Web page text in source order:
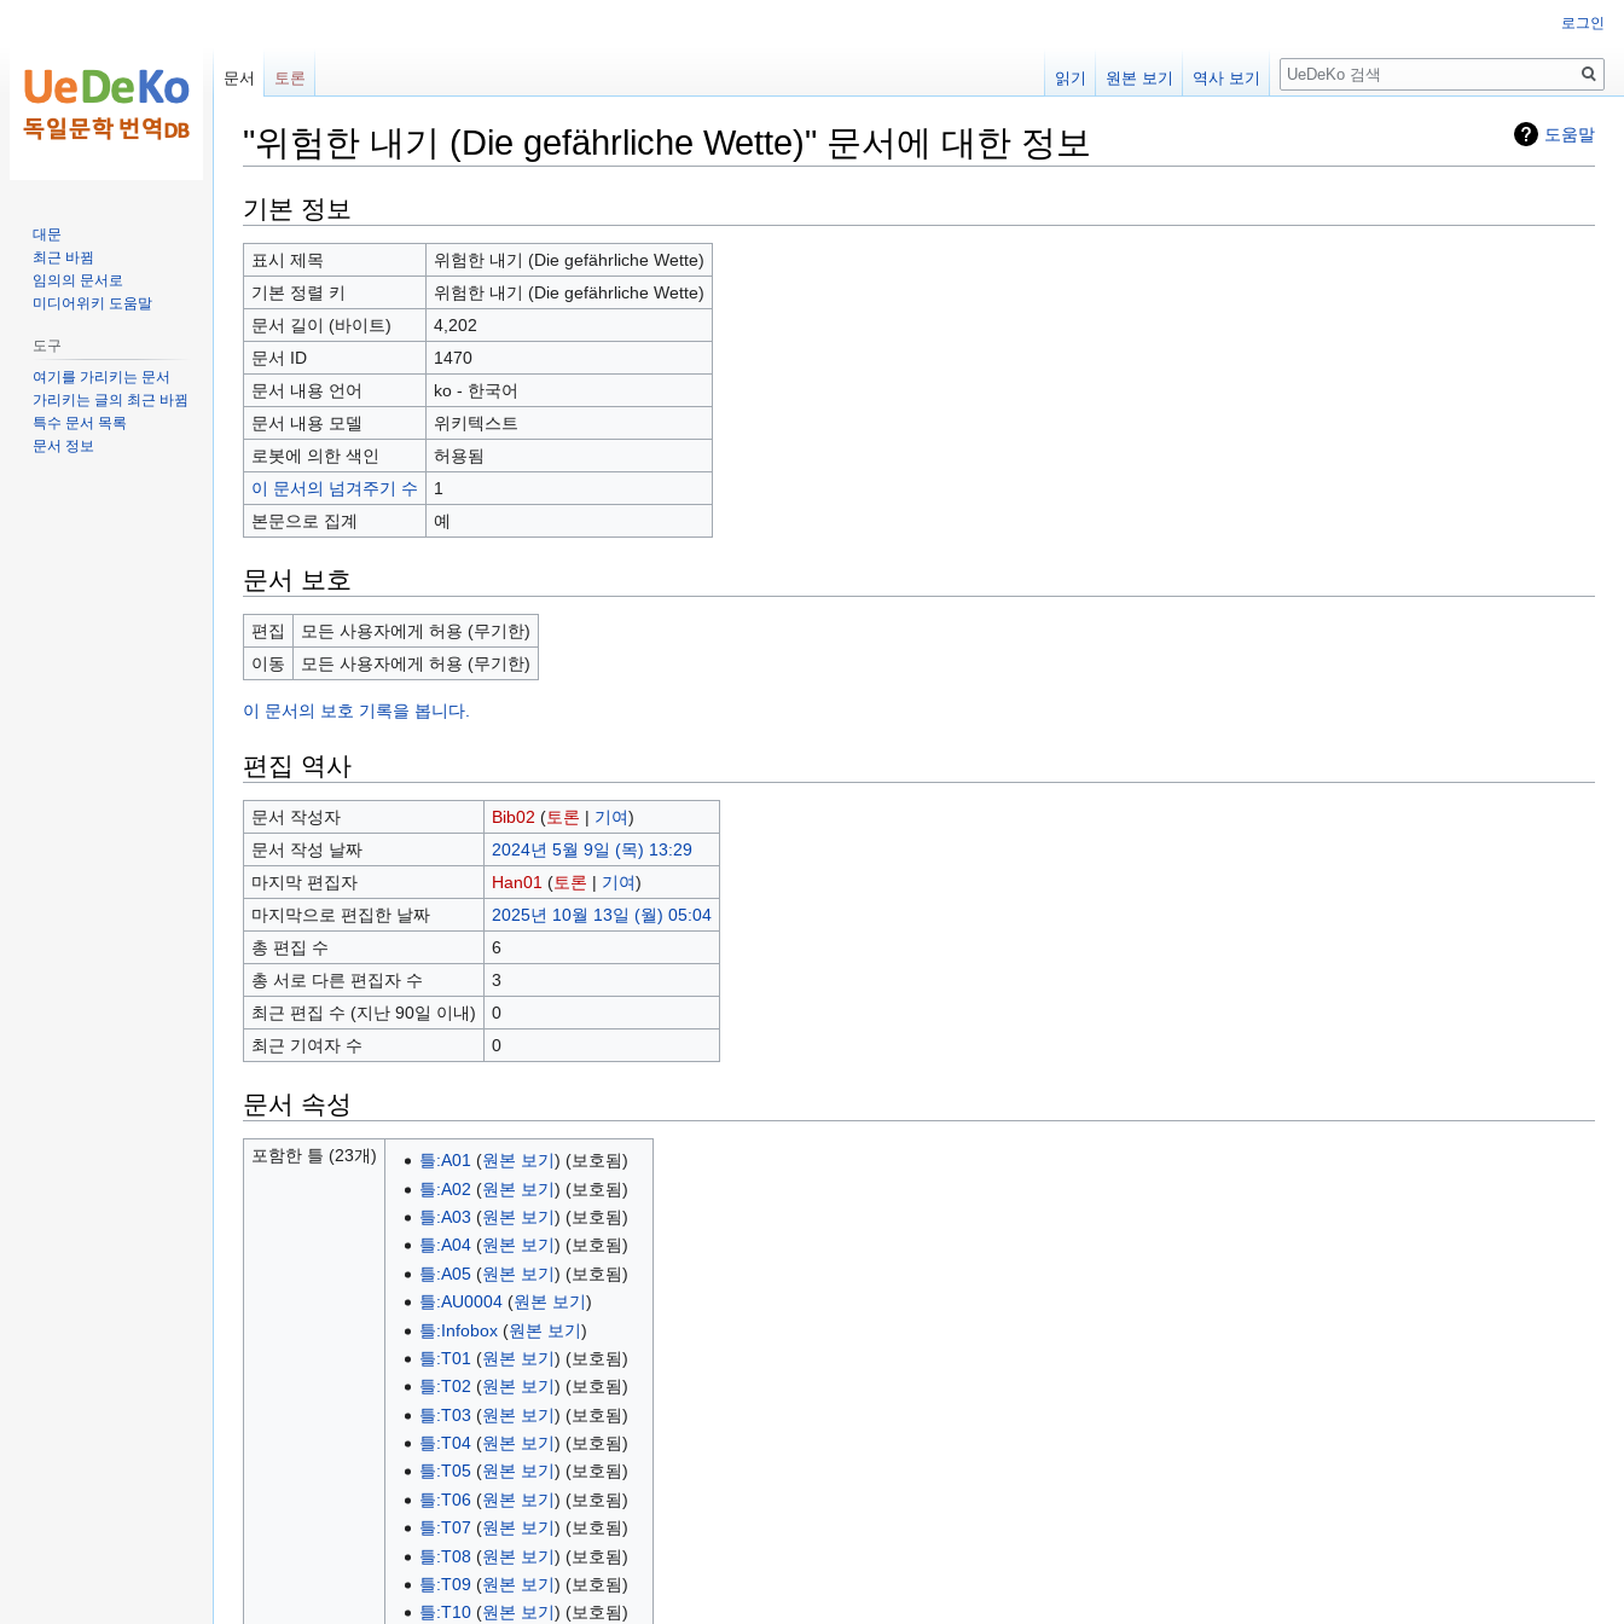
도움말
"위험한 내기 (Die gefährliche Wette)" 문서에 대한 정보
둘
러
보
기
로
가
기
검
색
하
러
가
기
기본 정보
표시 제목
위험한 내기 (Die gefährliche Wette)
기본 정렬 키
위험한 내기 (Die gefährliche Wette)
문서 길이 (바이트)
4,202
문서 ID
1470
문서 내용 언어
ko - 한국어
문서 내용 모델
위키텍스트
로봇에 의한 색인
허용됨
이 문서의 넘겨주기 수
1
본문으로 집계
예
문서 보호
편집
모든 사용자에게 허용 (무기한)
이동
모든 사용자에게 허용 (무기한)
이 문서의 보호 기록을 봅니다.
편집 역사
문서 작성자 Bib02 (토론 | 기여)
문서 작성 날짜
2024년 5월 9일 (목) 13:29
마지막 편집자
Han01 (토론 | 기여)
마지막으로 편집한 날짜
2025년 10월 13일 (월) 05:04
총 편집 수
6
총 서로 다른 편집자 수
3
최근 편집 수 (지난 90일 이내)
0
최근 기여자 수
0
문서 속성
포함한 틀 (23개) 틀:A01 (원본 보기) (보호됨)
틀:A02 (원본 보기) (보호됨)
틀:A03 (원본 보기) (보호됨)
틀:A04(원본 보기) (보호됨)
틀:A05(원본 보기) (보호됨)
틀:AU0004(원본 보기)
틀:Infobox(원본 보기)
틀:T01 (원본 보기) (보호됨)
틀:T02 (원본 보기) (보호됨)
틀:T03 (원본 보기) (보호됨)
틀:T04(원본 보기) (보호됨)
틀:T05(원본 보기) (보호됨)
틀:T06(원본 보기) (보호됨)
틀:T07 (원본 보기) (보호됨)
틀:T08(원본 보기) (보호됨)
틀:T09(원본 보기) (보호됨)
틀:T10(원본 보기) (보호됨)
로그인
문서 토론 읽기 원본 보기 역사 보기
검
색
대문
최근 바뀜
임의의 문서로
미디어위키 도움말
도구
여기를 가리키는 문서
가리키는 글의 최근 바뀜
특수 문서 목록
문서 정보